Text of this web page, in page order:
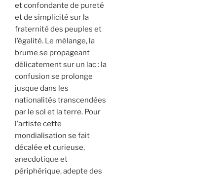
et confondante de pureté
et de simplicité sur la
fraternité des peuples et
l’égalité. Le mélange, la
brume se propageant
délicatement sur un lac : la
confusion se prolonge
jusque dans les
nationalités transcendées
par le sol et la terre. Pour
l’artiste cette
mondialisation se fait
décalée et curieuse,
anecdotique et
périphérique, adepte des